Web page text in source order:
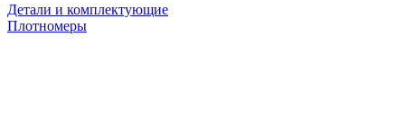
Детали и комплектующие
Плотномеры